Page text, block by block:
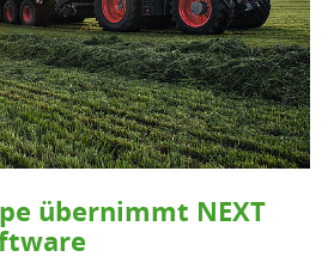
übernimmt NEXT